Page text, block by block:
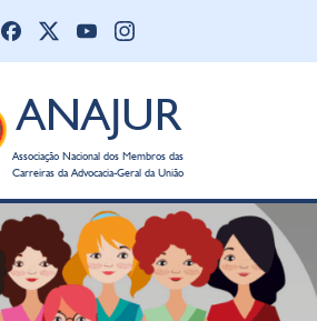
ANAJUR
Associação Nacional dos Membros das
Carreiras da Advocacia-Geral da União